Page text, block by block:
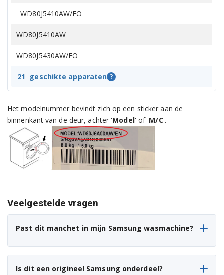
WD80J5410AW/EO
WD80J5410AW
WD80J5430AW/EO
WD80J5430AW/EO
WD80J5A10AW
WD80K5410OW/EO
WD80K5410OW
WD80K5A10OW
WD80K5A10OX/EO
WD80K5A10OX
WD80M4443JW/EO
21 geschikte apparaten ?
Het modelnummer bevindt zich op een sticker aan de
binnenkant van de deur, achter 'Model' of 'M/C'.
Veelgestelde vragen
Past dit manchet in mijn Samsung wasmachine?
Is dit een origineel Samsung onderdeel?